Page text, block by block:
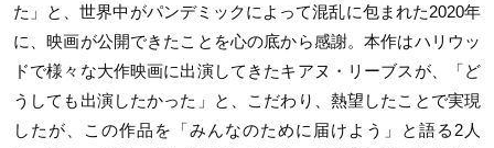
た」と、世界中がパンデミックによって混乱に包まれた2020年
に、映画が公開できたことを心の底から感謝。本作はハリウッ
ドで様々な大作映画に出演してきたキアヌ・リーブスが、「ど
うしても出演したかった」と、こだわり、熱望したことで実現
したが、この作品を「みんなのために届けよう」と語る2人